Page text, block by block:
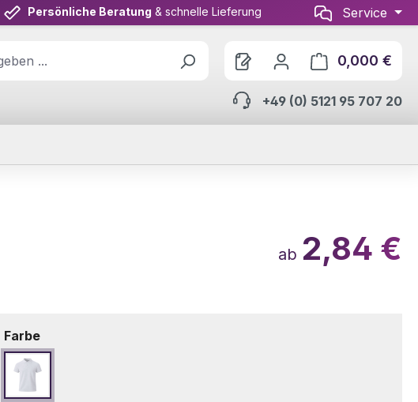
Persönliche Beratung & schnelle Lieferung Service
0,000 €
+49 (0) 5121 95 707 20
ab 2,84 €
Farbeauswählen
Weiß